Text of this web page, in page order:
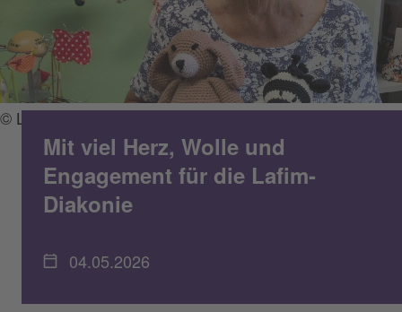
© Lafim-Diakonie
Mit viel Herz, Wolle und
Engagement für die Lafim-
Diakonie
04.05.2026